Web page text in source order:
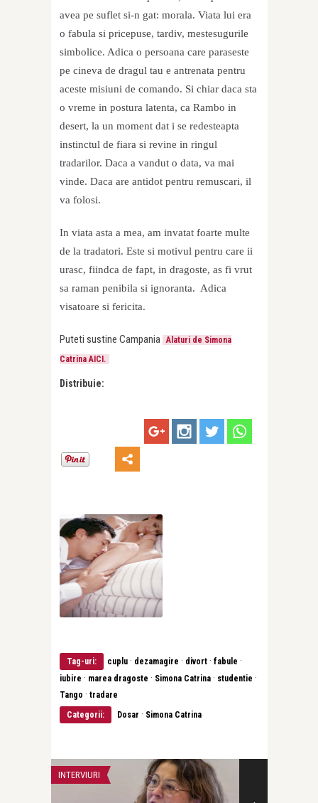
avea pe suflet si-n gat: morala. Viata lui era
o fabula si pricepuse, tardiv, mestesugurile
simbolice. Adica o persoana care paraseste
pe cineva de dragul tau e antrenata pentru
aceste misiuni de comando. Si chiar daca sta
o vreme in postura latenta, ca Rambo in
desert, la un moment dat i se redesteapta
instinctul de fiara si revine in ringul
tradarilor. Daca a vandut o data, va mai
vinde. Daca are antidot pentru remuscari, il
va folosi.
In viata asta a mea, am invatat foarte multe
de la tradatori. Este si motivul pentru care ii
urasc, fiindca de fapt, in dragoste, as fi vrut
sa raman penibila si ignoranta. Adica
visatoare si fericita.
Puteti sustine Campania Alaturi de Simona
Catrina AICI.
Distribuie:
Tag-uri: cuplu · dezamagire · divort · fabule ·
iubire · marea dragoste · Simona Catrina · studentie ·
Tango · tradare
Categorii:
Dosar · Simona Catrina
INTERVIURI